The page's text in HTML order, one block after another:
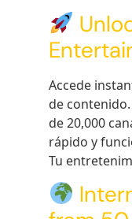
Accede
de
de 20,000
rápido y
Tu